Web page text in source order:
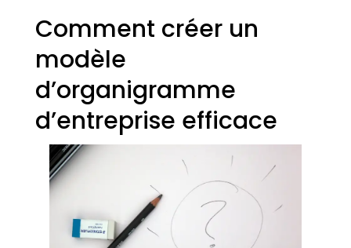
Comment créer un
modèle
d’organigramme
d’entreprise efficace